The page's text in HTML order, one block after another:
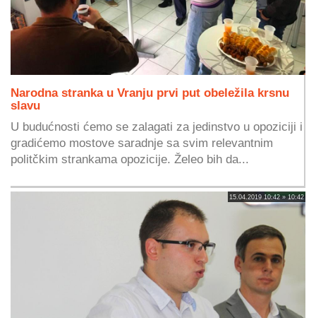
Narodna stranka u Vranju prvi put obeležila krsnu
slavu
U budućnosti ćemo se zalagati za jedinstvo u opoziciji i
gradićemo mostove saradnje sa svim relevantnim
politčkim strankama opozicije. Želeo bih da...
15.04.2019 10:42 » 10:42